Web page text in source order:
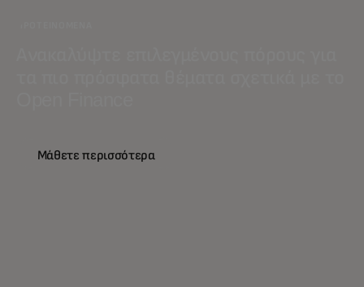
Μάθετε περισσότερα